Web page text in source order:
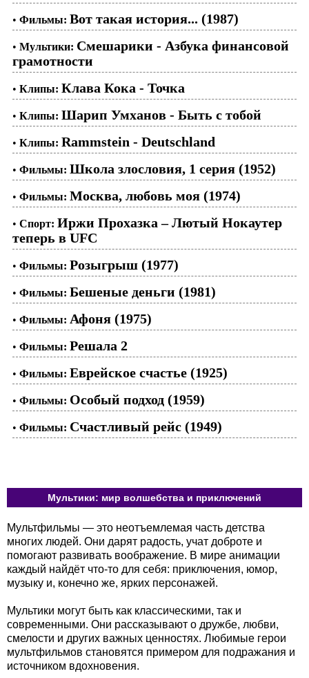
• Фильмы: Вот такая история... (1987)
• Мультики: Смешарики - Азбука финансовой
грамотности
• Клипы: Клава Кока - Точка
• Клипы: Шарип Умханов - Быть с тобой
• Клипы: Rammstein - Deutschland
• Фильмы: Школа злословия, 1 серия (1952)
• Фильмы: Москва, любовь моя (1974)
• Спорт: Иржи Прохазка – Лютый Нокаутер
теперь в UFC
• Фильмы: Розыгрыш (1977)
• Фильмы: Бешеные деньги (1981)
• Фильмы: Афоня (1975)
• Фильмы: Решала 2
• Фильмы: Еврейское счастье (1925)
• Фильмы: Особый подход (1959)
• Фильмы: Счастливый рейс (1949)
Мультики: мир волшебства и приключений
Мультфильмы — это неотъемлемая часть детства
многих людей. Они дарят радость, учат доброте и
помогают развивать воображение. В мире анимации
каждый найдёт что-то для себя: приключения, юмор,
музыку и, конечно же, ярких персонажей.
Мультики могут быть как классическими, так и
современными. Они рассказывают о дружбе, любви,
смелости и других важных ценностях. Любимые герои
мультфильмов становятся примером для подражания и
источником вдохновения.